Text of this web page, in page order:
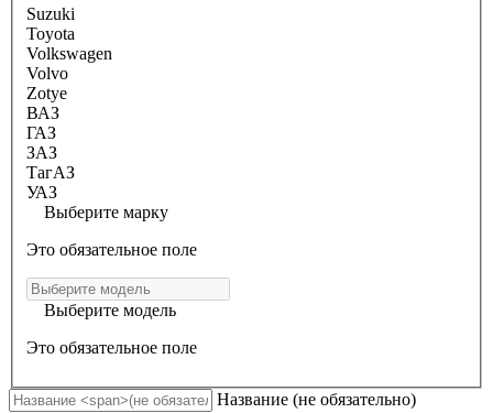
Suzuki
Toyota
Volkswagen
Volvo
Zotye
ВАЗ
ГАЗ
ЗАЗ
ТагАЗ
УАЗ
Выберите марку
Это обязательное поле
Выберите модель
Это обязательное поле
Название (не обязательно)